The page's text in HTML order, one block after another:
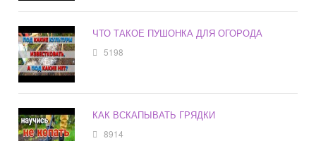
ЧТО ТАКОЕ ПУШОНКА ДЛЯ ОГОРОДА
5198
КАК ВСКАПЫВАТЬ ГРЯДКИ
8914